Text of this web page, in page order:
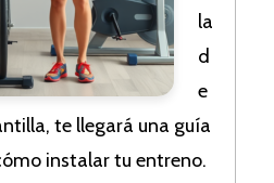
la
d
e
te llegará una guía
instalar tu entreno.